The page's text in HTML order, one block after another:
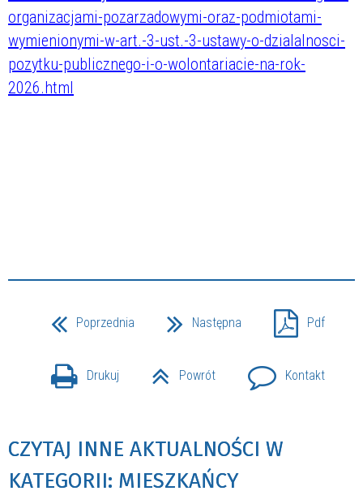
organizacjami-pozarzadowymi-oraz-podmiotami-
wymienionymi-w-art.-3-ust.-3-ustawy-o-dzialalnosci-
pozytku-publicznego-i-o-wolontariacie-na-rok-
2026.html
Poprzednia Następna Pdf
Drukuj Powrót Kontakt
CZYTAJ INNE AKTUALNOŚCI W
KATEGORII: MIESZKAŃCY